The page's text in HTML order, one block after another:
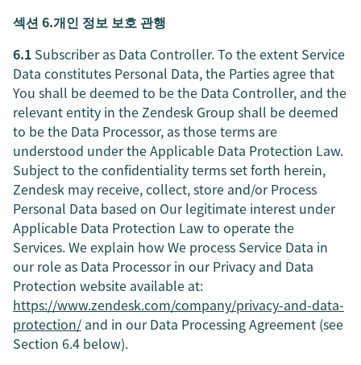
섹션 6.개인 정보 보호 관행
6.1 Subscriber as Data Controller. To the extent Service
Data constitutes Personal Data, the Parties agree that
You shall be deemed to be the Data Controller, and the
relevant entity in the Zendesk Group shall be deemed
to be the Data Processor, as those terms are
understood under the Applicable Data Protection Law.
Subject to the confidentiality terms set forth herein,
Zendesk may receive, collect, store and/or Process
Personal Data based on Our legitimate interest under
Applicable Data Protection Law to operate the
Services. We explain how We process Service Data in
our role as Data Processor in our Privacy and Data
Protection website available at:
https://www.zendesk.com/company/privacy-and-data-
protection/ and in our Data Processing Agreement (see
Section 6.4 below).